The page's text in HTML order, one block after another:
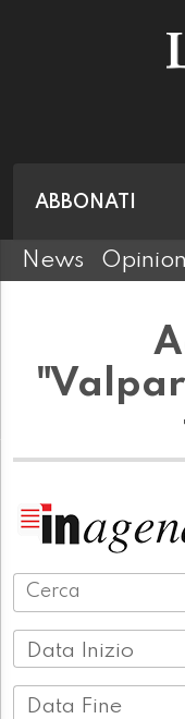
ABBONATI
News
Data Inizio
Data Fine